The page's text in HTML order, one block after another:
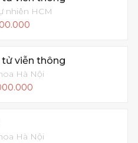
nhiên HCM
tử viễn thông
Hà Nội
Hà Nội